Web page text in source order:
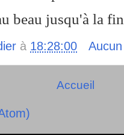
beau jusqu'à la
à 18:28:00
Accueil